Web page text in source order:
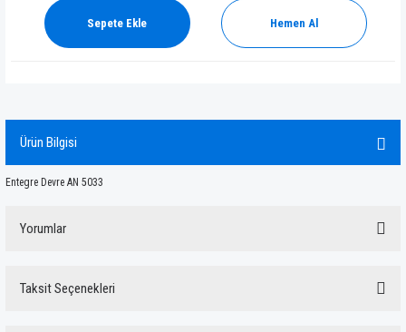
Sepete Ekle Hemen Al
Ürün Bilgisi
Entegre Devre AN 5033
Yorumlar
Taksit Seçenekleri